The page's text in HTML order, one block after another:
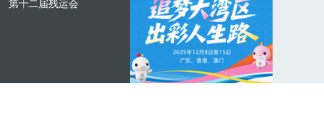
第十二届残运会